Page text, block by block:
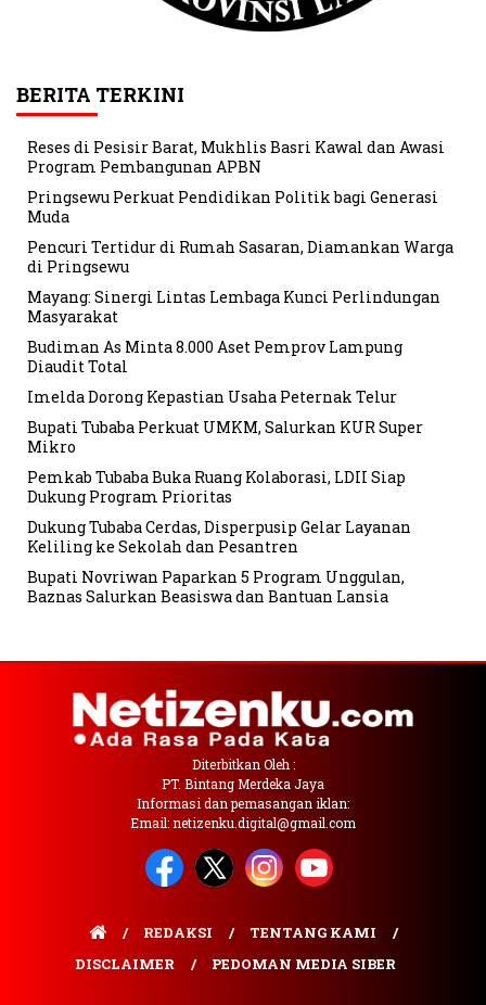
BERITA TERKINI
Reses di Pesisir Barat, Mukhlis Basri Kawal dan Awasi
Program Pembangunan APBN
Pringsewu Perkuat Pendidikan Politik bagi Generasi
Muda
Pencuri Tertidur di Rumah Sasaran, Diamankan Warga
di Pringsewu
Mayang: Sinergi Lintas Lembaga Kunci Perlindungan
Masyarakat
Budiman As Minta 8.000 Aset Pemprov Lampung
Diaudit Total
Imelda Dorong Kepastian Usaha Peternak Telur
Bupati Tubaba Perkuat UMKM, Salurkan KUR Super
Mikro
Pemkab Tubaba Buka Ruang Kolaborasi, LDII Siap
Dukung Program Prioritas
Dukung Tubaba Cerdas, Disperpusip Gelar Layanan
Keliling ke Sekolah dan Pesantren
Bupati Novriwan Paparkan 5 Program Unggulan,
Baznas Salurkan Beasiswa dan Bantuan Lansia
Diterbitkan Oleh :
PT. Bintang Merdeka Jaya
Informasi dan pemasangan iklan:
Email: netizenku.digital@gmail.com
REDAKSI
TENTANG KAMI
DISCLAIMER
PEDOMAN MEDIA SIBER